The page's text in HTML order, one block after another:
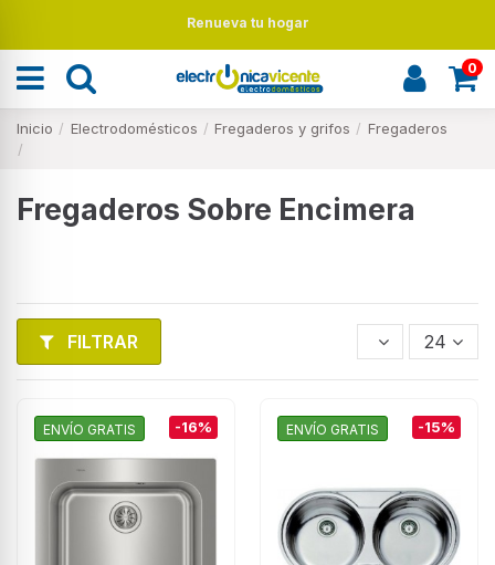
Renueva tu hogar
0
Inicio Electrodomésticos Fregaderos y grifos Fregaderos
Fregaderos Sobre Encimera
FILTRAR 24
ENVÍO GRATIS -16% ENVÍO GRATIS -15%